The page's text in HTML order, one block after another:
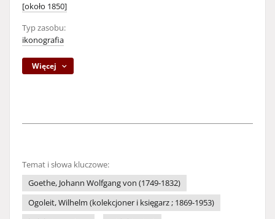
[około 1850]
Typ zasobu:
ikonografia
Więcej
Temat i słowa kluczowe:
Goethe, Johann Wolfgang von (1749-1832)
Ogoleit, Wilhelm (kolekcjoner i księgarz ; 1869-1953)